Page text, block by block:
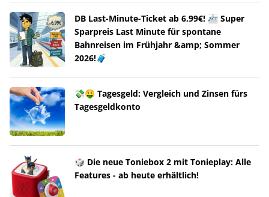
DB Last-Minute-Ticket ab 6,99€! 🚈 Super
Sparpreis Last Minute für spontane
Bahnreisen im Frühjahr &amp; Sommer
2026!🧳
💸🤑 Tagesgeld: Vergleich und Zinsen fürs
Tagesgeldkonto
🎲 Die neue Toniebox 2 mit Tonieplay: Alle
Features - ab heute erhältlich!